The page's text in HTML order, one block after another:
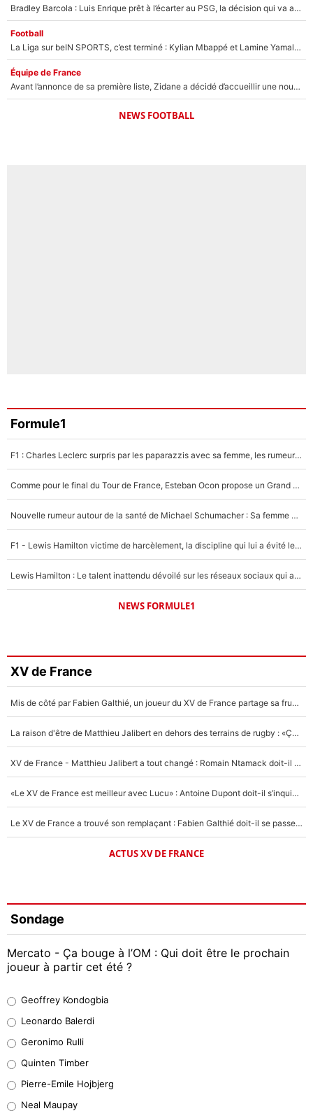
Bradley Barcola : Luis Enrique prêt à l’écarter au PSG, la décision qui va accélérer son transfert à Liverpool ?
Football
La Liga sur beIN SPORTS, c’est terminé : Kylian Mbappé et Lamine Yamal changent de chaîne, «le moment était venu d'ouvrir un nouveau chapitre»
Équipe de France
Avant l’annonce de sa première liste, Zidane a décidé d’accueillir une nouvelle tête en équipe de France
NEWS FOOTBALL
Formule1
F1 : Charles Leclerc surpris par les paparazzis avec sa femme, les rumeurs étaient vraies !
Comme pour le final du Tour de France, Esteban Ocon propose un Grand Prix de Formule 1 à Paris : «Autour de l’Arc de Triomphe, ce serait génial» !
Nouvelle rumeur autour de la santé de Michael Schumacher : Sa femme Corinna sort du silence
F1 - Lewis Hamilton victime de harcèlement, la discipline qui lui a évité le pire : «J'aurais probablement mal tourné»
Lewis Hamilton : Le talent inattendu dévoilé sur les réseaux sociaux qui a impressionné Kim Kardashian pendant leurs vacances en amoureux !
NEWS FORMULE1
XV de France
Mis de côté par Fabien Galthié, un joueur du XV de France partage sa frustration : «ils ne me l’ont pas dit tout de suite»
La raison d'être de Matthieu Jalibert en dehors des terrains de rugby : «Ça m'atteint autant que si tu touches à un membre de ma famille»
XV de France - Matthieu Jalibert a tout changé : Romain Ntamack doit-il s’inquiéter pour sa place à un an de la Coupe du monde ?
«Le XV de France est meilleur avec Lucu» : Antoine Dupont doit-il s’inquiéter pour sa place ?
Le XV de France a trouvé son remplaçant : Fabien Galthié doit-il se passer d'Antoine Dupont ?
ACTUS XV DE FRANCE
Sondage
Mercato - Ça bouge à l’OM : Qui doit être le prochain
joueur à partir cet été ?
38%
32%
4%
Geoffrey Kondogbia
Leonardo Balerdi
Geronimo Rulli
Quinten Timber
Pierre-Emile Hojbjerg
Neal Maupay